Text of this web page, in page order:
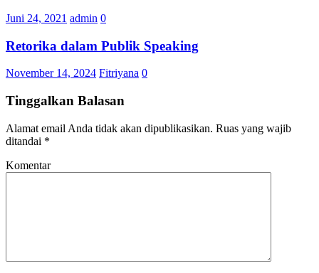
Juni 24, 2021 admin 0
Retorika dalam Publik Speaking
November 14, 2024 Fitriyana 0
Tinggalkan Balasan
Alamat email Anda tidak akan dipublikasikan. Ruas yang wajib
ditandai *
Komentar